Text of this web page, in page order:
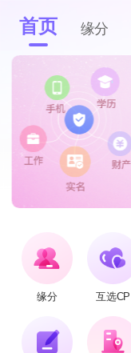
首页 缘分
缘分 互选CP